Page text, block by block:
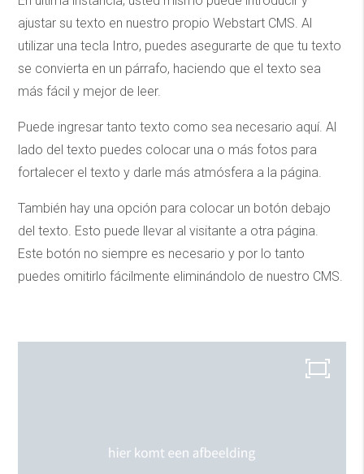
ajustar su texto en nuestro propio Webstart CMS. Al
utilizar una tecla Intro, puedes asegurarte de que tu texto
se convierta en un párrafo, haciendo que el texto sea
más fácil y mejor de leer.
Puede ingresar tanto texto como sea necesario aquí. Al
lado del texto puedes colocar una o más fotos para
fortalecer el texto y darle más atmósfera a la página.
También hay una opción para colocar un botón debajo
del texto. Esto puede llevar al visitante a otra página.
Este botón no siempre es necesario y por lo tanto
puedes omitirlo fácilmente eliminándolo de nuestro CMS.